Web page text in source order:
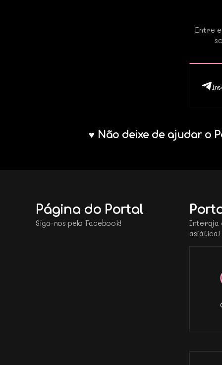
Entre
♥ Não deixe de ajudar o
Página do Portal
Siga-nos pelo Facebook!
Interaja
asiática!